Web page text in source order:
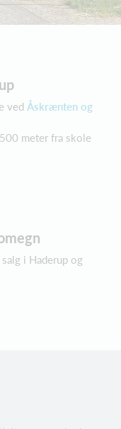
ved Åskrænten og
meter fra skole
i Haderup og